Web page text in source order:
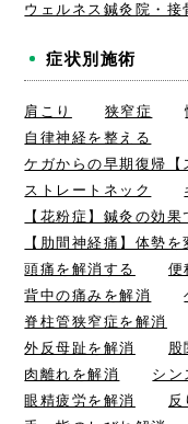
ウェルネス鍼灸院・
症状別施術
肩こり 狭窄症
自律神経を整える
ケガからの早期復帰【
ストレートネック
【花粉症】鍼灸の効果
【肋間神経痛】体勢
頭痛を解消する
便
背中の痛みを解消
脊柱管狭窄症を解消
外反母趾を解消
股
肉離れを解消
シン
眼精疲労を解消
反